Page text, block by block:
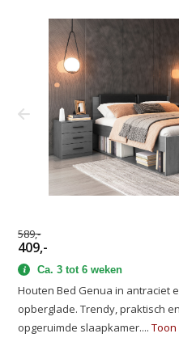
589,-
409,-
Ca. 3 tot 6 weken
Houten Bed Genua in antraciet
opberglade. Trendy, praktisch
opgeruimde slaapkamer....